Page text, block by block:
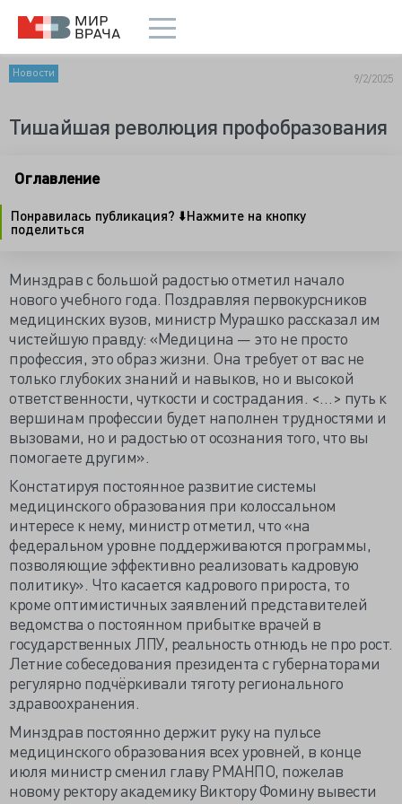
Новости 9/2/2025
Тишайшая революция профобразования
Оглавление
Понравилась публикация? ⬇️Нажмите на кнопку
поделиться
Минздрав с большой радостью отметил начало
нового учебного года. Поздравляя первокурсников
медицинских вузов, министр Мурашко рассказал им
чистейшую правду: «Медицина — это не просто
профессия, это образ жизни. Она требует от вас не
только глубоких знаний и навыков, но и высокой
ответственности, чуткости и сострадания. <…> путь к
вершинам профессии будет наполнен трудностями и
вызовами, но и радостью от осознания того, что вы
помогаете другим».
Констатируя постоянное развитие системы
медицинского образования при колоссальном
интересе к нему, министр отметил, что «на
федеральном уровне поддерживаются программы,
позволяющие эффективно реализовать кадровую
политику». Что касается кадрового прироста, то
кроме оптимистичных заявлений представителей
ведомства о постоянном прибытке врачей в
государственных ЛПУ, реальность отнюдь не про рост.
Летние собеседования президента с губернаторами
регулярно подчёркивали тяготу регионального
здравоохранения.
Минздрав постоянно держит руку на пульсе
медицинского образования всех уровней, в конце
июля министр сменил главу РМАНПО, пожелав
новому ректору академику Виктору Фомину вывести